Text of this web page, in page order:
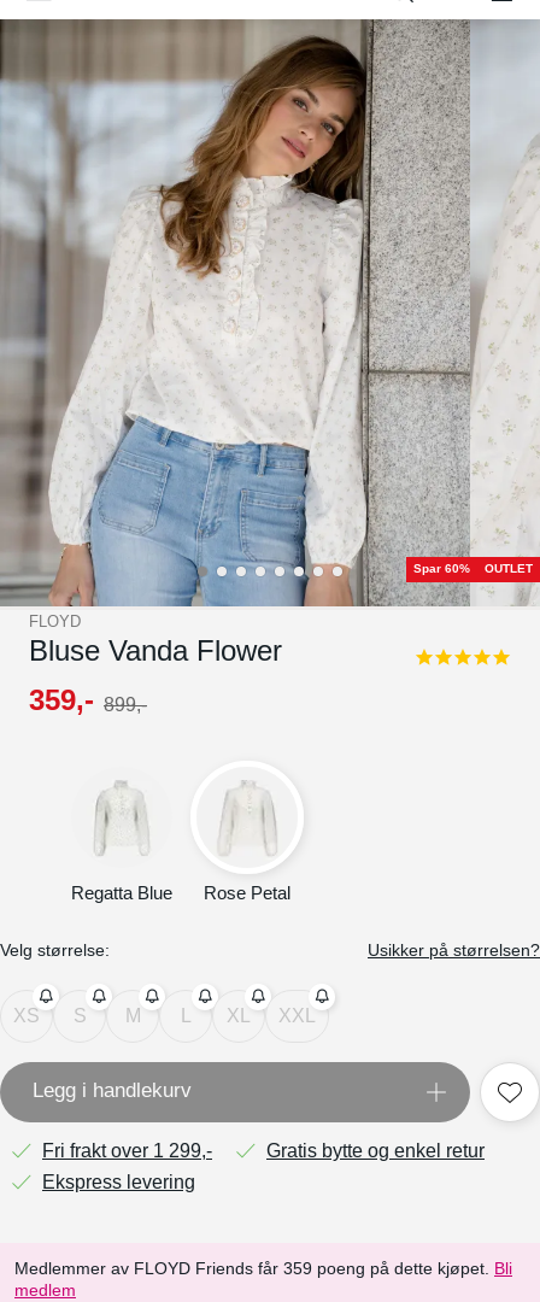
Spar 60% OUTLET
FLOYD
Bluse Vanda Flower
4.8
359,- 899,-
Regatta Blue Rose Petal
Velg størrelse: Usikker på størrelsen?
XS S M XL XXL
Legg i handlekurv
Fri frakt over 1 299,-
Gratis bytte og enkel retur
Ekspress levering
Medlemmer av FLOYD Friends får 359 poeng på dette kjøpet. Bli
medlem